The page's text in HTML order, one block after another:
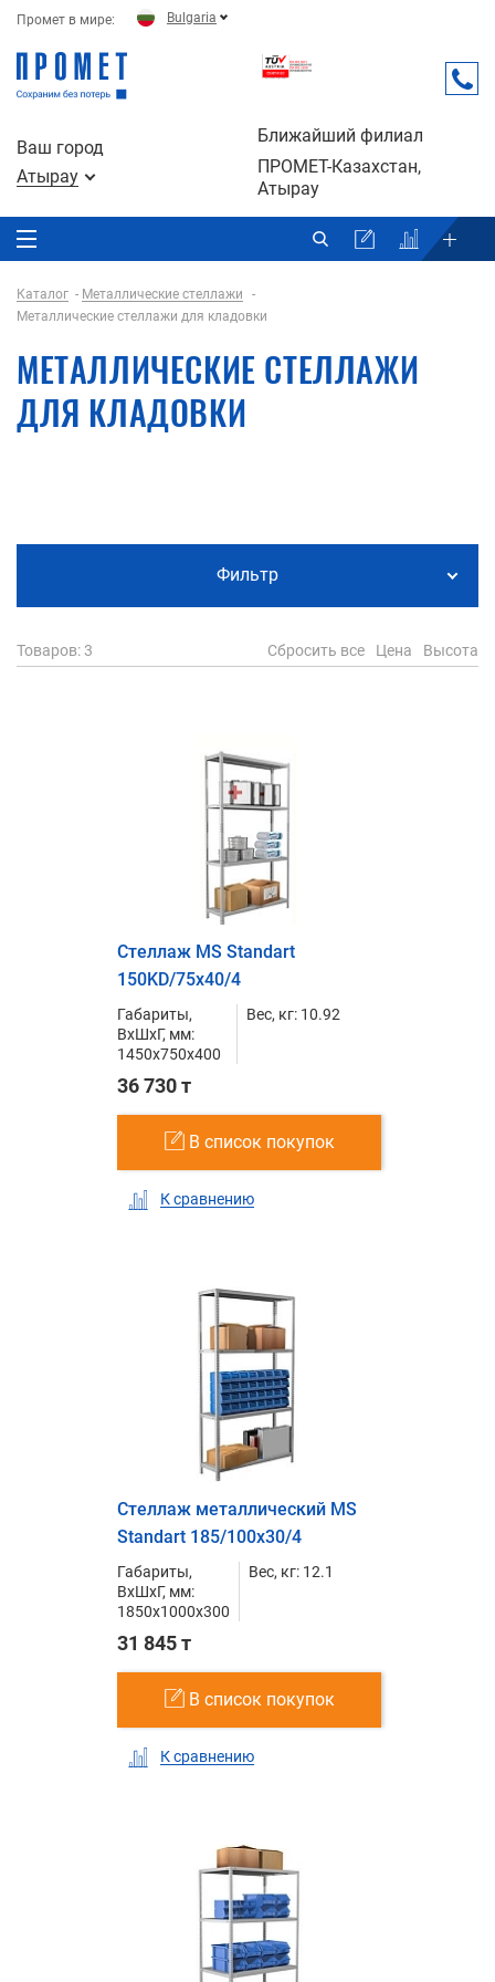
Промет в мире: Bulgaria
Ваш город
Атырау
Ближайший филиал
ПРОМЕТ-Казахстан,
Атырау
Каталог
Металлические стеллажи
Металлические стеллажи для кладовки
МЕТАЛЛИЧЕСКИЕ СТЕЛЛАЖИ
ДЛЯ КЛАДОВКИ
Фильтр
Товаров: 3 Сбросить все Цена Высота
Стеллаж MS Standart
150KD/75x40/4
Габариты,
ВxШxГ, мм:
1450x750x400
Вес, кг: 10.92
36 730 т
В список покупок
К сравнению
Стеллаж металлический MS
Standart 185/100x30/4
Габариты,
ВxШxГ, мм:
1850x1000x300
Вес, кг: 12.1
31 845 т
В список покупок
К сравнению